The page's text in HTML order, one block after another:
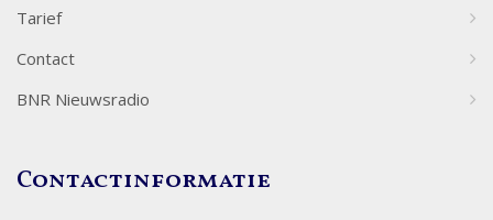
Tarief
Contact
BNR Nieuwsradio
Contactinformatie